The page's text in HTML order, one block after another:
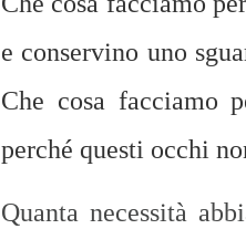
e conservino uno
Che cosa facciamo
perché questi occhi
Quanta necessità